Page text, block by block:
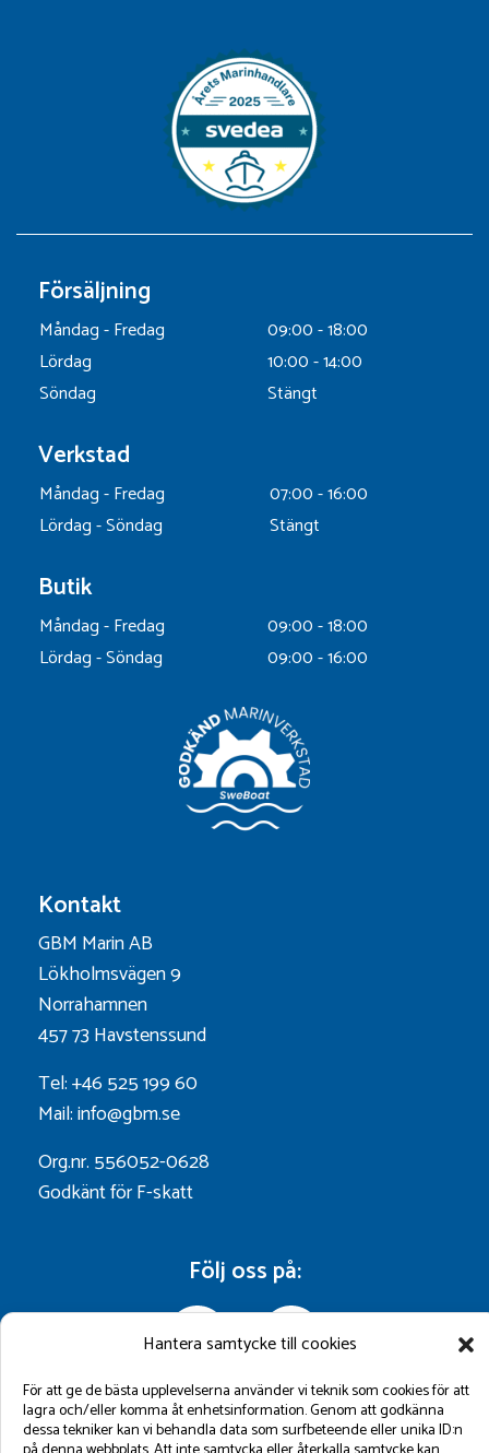
Hantera samtycke till cookies
För att ge de bästa upplevelserna använder vi teknik som cookies för att
lagra och/eller komma åt enhetsinformation. Genom att godkänna
dessa tekniker kan vi behandla data som surfbeteende eller unika ID:n
Försäljning
Måndag - Fredag
09:00 - 18:00
Lördag
10:00 - 14:00
Söndag
Stängt
Verkstad
Måndag - Fredag
07:00 - 16:00
Lördag - Söndag
Stängt
Butik
Måndag - Fredag
09:00 - 18:00
Lördag - Söndag
09:00 - 16:00
Kontakt
GBM Marin AB
Lökholmsvägen 9
Norrahamnen
457 73 Havstenssund
Tel: +46 525 199 60
Mail: info@gbm.se
Org.nr. 556052-0628
Godkänt för F-skatt
Följ oss på: